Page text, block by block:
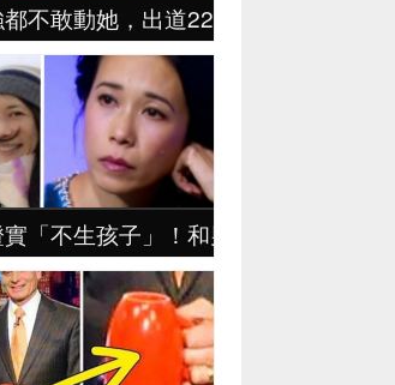
不敢動她，出道22年零緋聞，身價
「不生孩子」！和男友認識30年「